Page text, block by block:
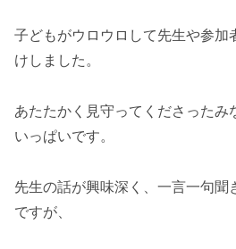
子どもがウロウロして先生や参加
けしました。
あたたかく見守ってくださったみ
いっぱいです。
先生の話が興味深く、一言一句聞
ですが、